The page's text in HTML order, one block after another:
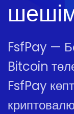
FsfPay —
Bitcoin
FsfPay